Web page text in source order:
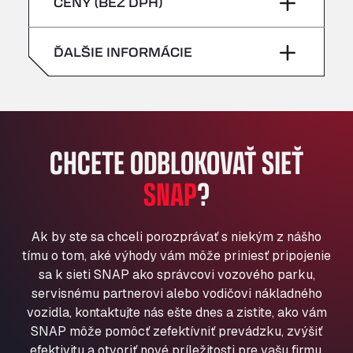
Klaverbladstaat 21, 3560
American Truck Wash
Andamur La Junquera
AP7 Salida 2, C/ Bassegoda, 4, 17700
Andamur Pamplona
Andamur San Roman II
Aut A1 Exit 385, 01207
Anglia Motel
Washway Road, PE12 8LT
Anpol Sp. z o.o.
Ul. Torunska 147, 85884
nedeľa –
nedeľa –
ĎALŠIE INFORMÁCIE
CHCETE ODBLOKOVAŤ SIEŤ
SNAP?
Ak by ste sa chceli porozprávať s niekým z nášho
tímu o tom, aké výhody vám môže priniesť pripojenie
sa k sieti SNAP ako správcovi vozového parku,
servisnému partnerovi alebo vodičovi nákladného
vozidla, kontaktujte nás ešte dnes a zistite, ako vám
SNAP môže pomôcť zefektívniť prevádzku, zvýšiť